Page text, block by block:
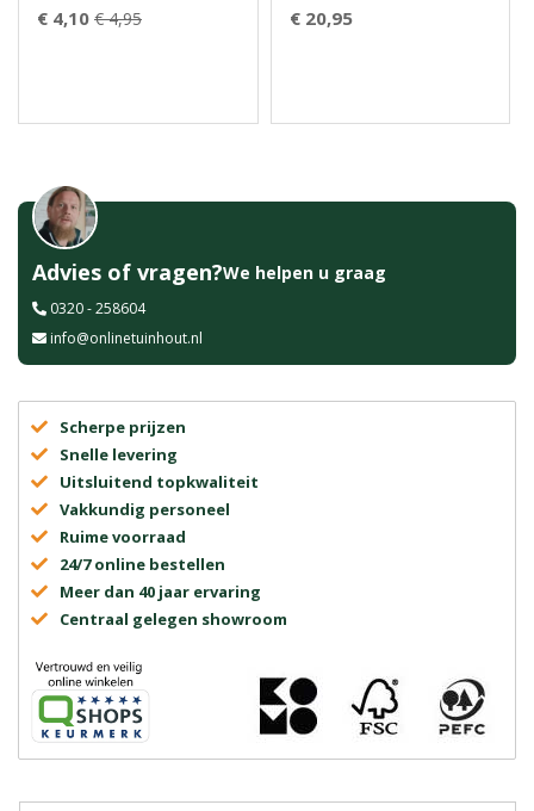
€ 4,10 € 4,95 € 20,95
Advies of vragen?We helpen u graag
0320 - 258604
info@onlinetuinhout.nl
Scherpe prijzen
Snelle levering
Uitsluitend topkwaliteit
Vakkundig personeel
Ruime voorraad
24/7 online bestellen
Meer dan 40 jaar ervaring
Centraal gelegen showroom